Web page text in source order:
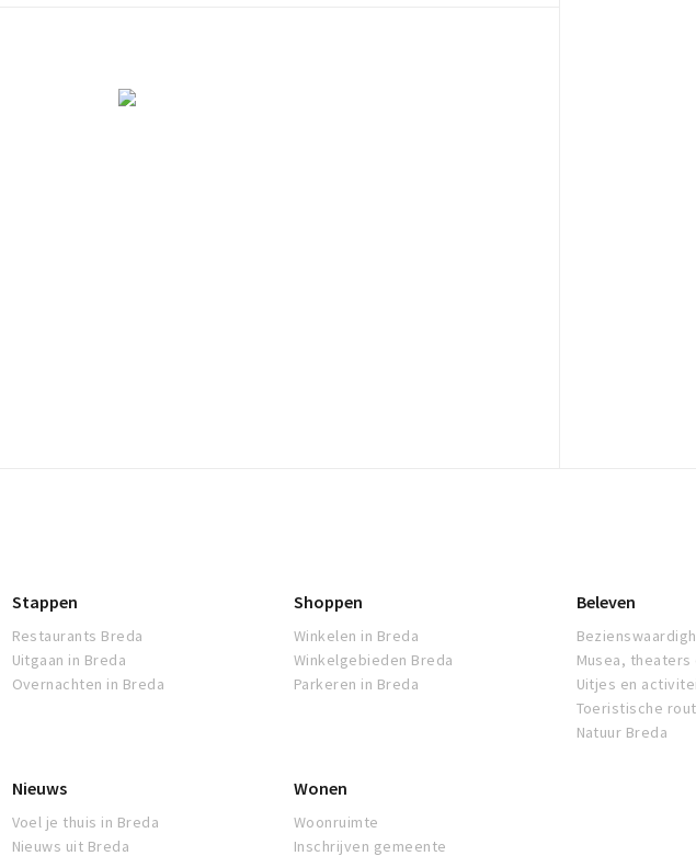
Stappen
Restaurants Breda
Uitgaan in Breda
Overnachten in Breda
Shoppen
Winkelen in Breda
Winkelgebieden Breda
Parkeren in Breda
Beleven
Musea, theaters
Uitjes en
Toeristische
Natuur Breda
Nieuws
Voel je thuis in Breda
Nieuws uit Breda
Wonen
Woonruimte
Inschrijven gemeente